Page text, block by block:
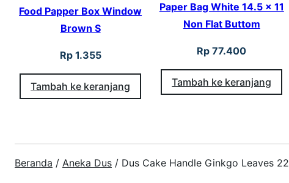
Food Papper Box Window
Brown S
Rp1.355
Tambah ke keranjang
Paper Bag White 14.5 x 11
Non Flat Buttom
Rp 77.400
Tambah ke keranjang
Beranda / Aneka Dus / Dus Cake Handle Ginkgo Leaves